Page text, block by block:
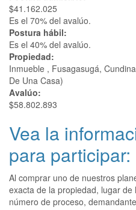
$41.162.025
Es el 70% del avalúo.
Postura hábil:
Es el 40% del avalúo.
Propiedad:
Inmueble , Fusagasugá,
De Una Casa)
Avalúo:
$58.802.893
Vea la
para participar:
Al comprar uno de nuestros
exacta de la propiedad, lugar
número de proceso,